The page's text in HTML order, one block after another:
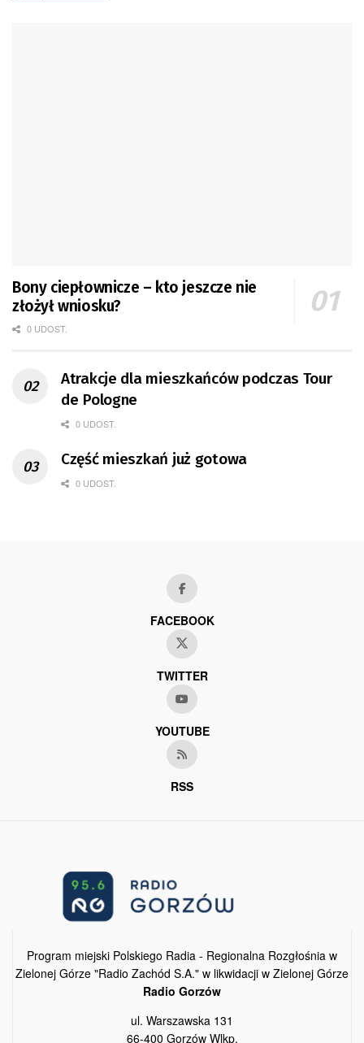
Bony ciepłownicze – kto jeszcze nie
złożył wniosku?
0 UDOST.
Atrakcje dla mieszkańców podczas Tour
de Pologne
0 UDOST.
Część mieszkań już gotowa
0 UDOST.
FACEBOOK
TWITTER
YOUTUBE
RSS
Program miejski Polskiego Radia - Regionalna Rozgłośnia w
Zielonej Górze "Radio Zachód S.A." w likwidacji w Zielonej Górze
Radio Gorzów
ul. Warszawska 131
66-400 Gorzów Wlkp.